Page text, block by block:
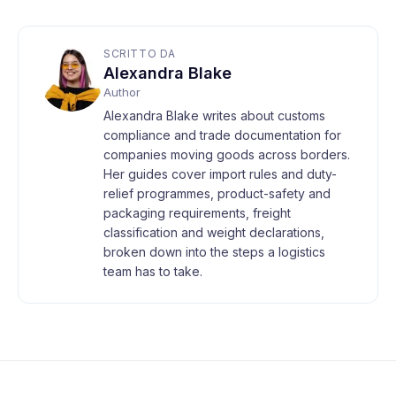
SCRITTO DA
Alexandra Blake
Author
Alexandra Blake writes about customs
compliance and trade documentation for
companies moving goods across borders.
Her guides cover import rules and duty-
relief programmes, product-safety and
packaging requirements, freight
classification and weight declarations,
broken down into the steps a logistics
team has to take.